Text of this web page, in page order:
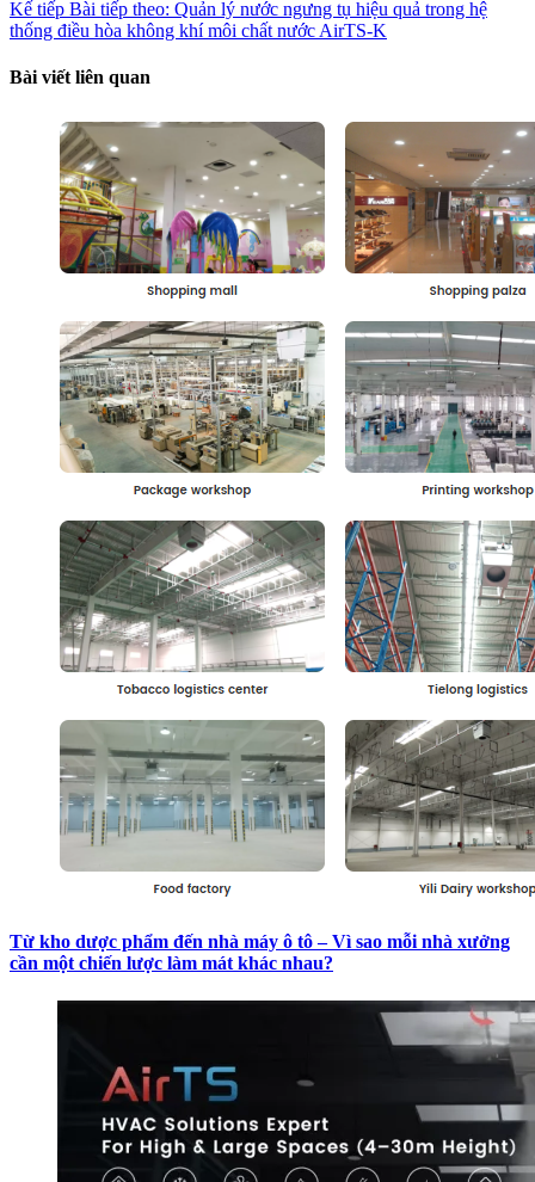
Kế tiếp Bài tiếp theo: Quản lý nước ngưng tụ hiệu quả trong hệ
thống điều hòa không khí môi chất nước AirTS-K
Bài viết liên quan
Từ kho dược phẩm đến nhà máy ô tô – Vì sao mỗi nhà xưởng
cần một chiến lược làm mát khác nhau?